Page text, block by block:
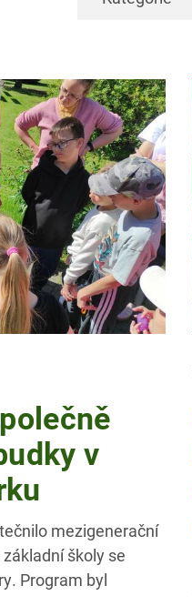
v
mezigenerační
školy se
Program byl